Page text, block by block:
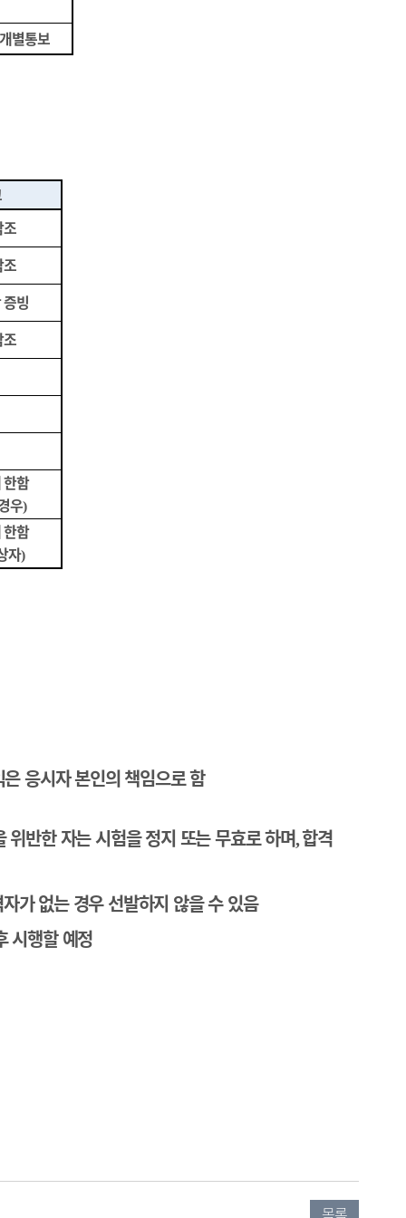
별통보
빙
함
우)
함
자)
응시자 본인의 책임으로 함
위반한 자는 시험을 정지 또는 무효로 하며,합격
가 없는 경우 선발하지 않을 수 있음
시행할 예정
목록